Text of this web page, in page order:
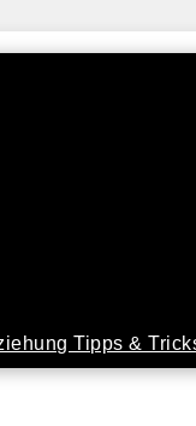
Tipps &